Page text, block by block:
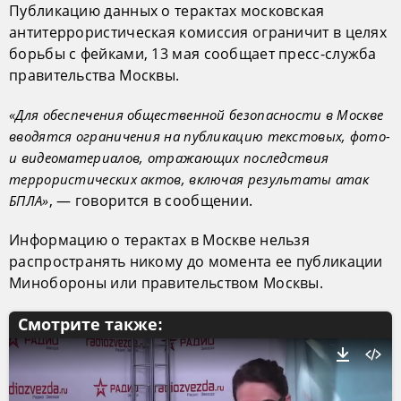
Публикацию данных о терактах московская
антитеррористическая комиссия ограничит в целях
борьбы с фейками, 13 мая сообщает пресс-служба
правительства Москвы.
«Для обеспечения общественной безопасности в Москве
вводятся ограничения на публикацию текстовых, фото-
и видеоматериалов, отражающих последствия
террористических актов, включая результаты атак
БПЛА», — говорится в сообщении.
Информацию о терактах в Москве нельзя
распространять никому до момента ее публикации
Минобороны или правительством Москвы.
Смотрите также: